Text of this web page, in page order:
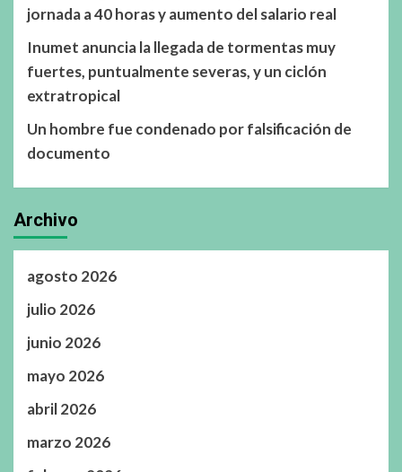
jornada a 40 horas y aumento del salario real
Inumet anuncia la llegada de tormentas muy
fuertes, puntualmente severas, y un ciclón
extratropical
Un hombre fue condenado por falsificación de
documento
Archivo
agosto 2026
julio 2026
junio 2026
mayo 2026
abril 2026
marzo 2026